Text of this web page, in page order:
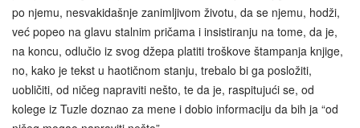
po njemu, nesvakidašnje zanimljivom životu, da se njemu, hodži,
već popeo na glavu stalnim pričama i insistiranju na tome, da je,
na koncu, odlučio iz svog džepa platiti troškove štampanja knjige,
no, kako je tekst u haotičnom stanju, trebalo bi ga posložiti,
uobličiti, od ničeg napraviti nešto, te da je, raspitujući se, od
kolege iz Tuzle doznao za mene i dobio informaciju da bih ja “od